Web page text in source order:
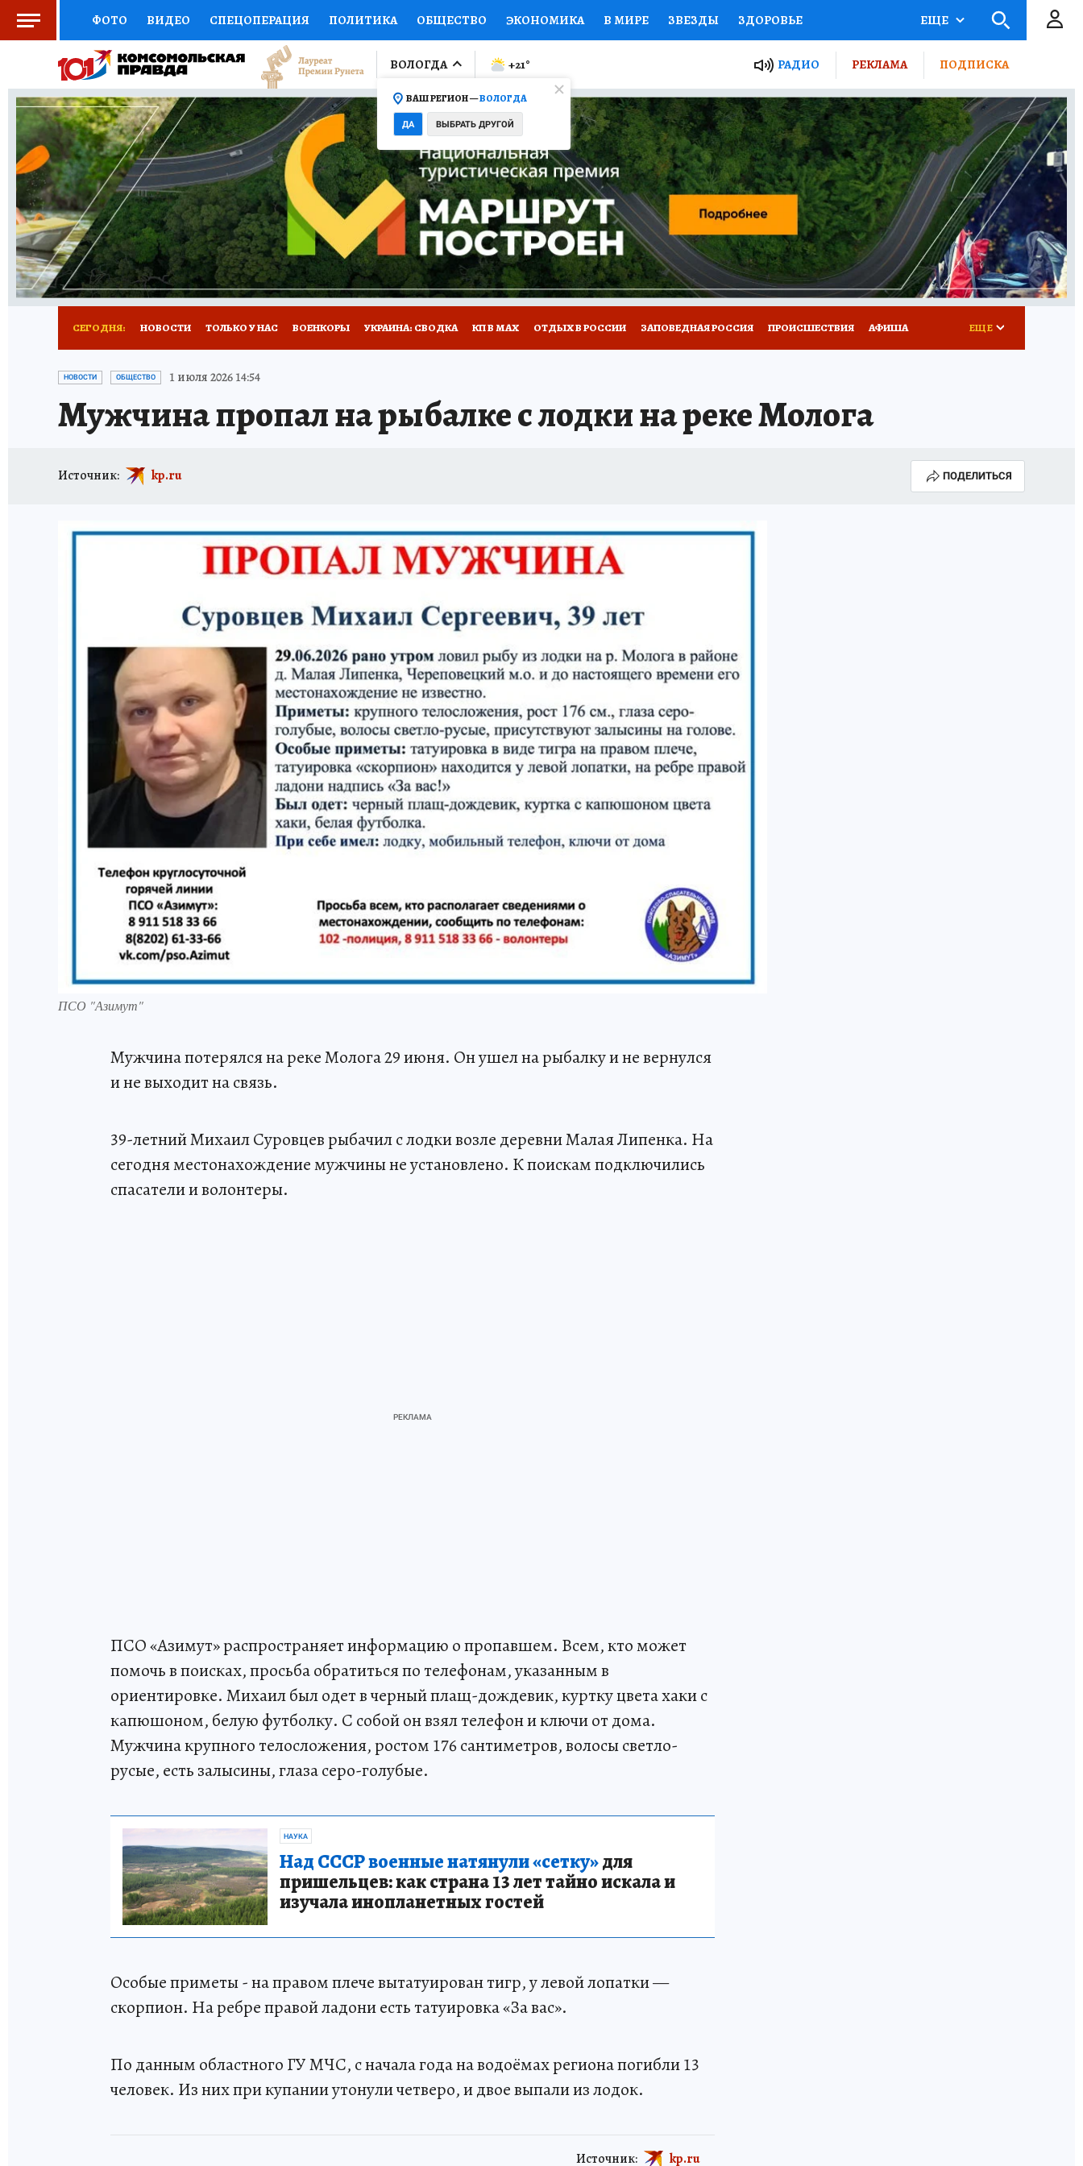
ФОТО ВИДЕО СПЕЦОПЕРАЦИЯ ПОЛИТИКА ОБЩЕСТВО ЭКОНОМИКА В МИРЕ ЗВЕЗДЫ ЗДОРОВЬЕ
СОЦПОДДЕРЖКА НАУКА СПОРТ КОЛУМНИСТЫ ПРОИСШЕСТВИЯ НАЦИОНАЛЬНЫЕ ПРОЕКТЫ РОССИИ
ВЫБОР ЭКСПЕРТОВ ДОКТОР ФИНАНСЫ ОТКРЫВАЕМ МИР Я ЗНАЮ СЕМЬЯ ЖЕНСКИЕ СЕКРЕТЫ ПУТЕВОДИТЕЛЬ
КНИЖНАЯ ПОЛКА ПРОГНОЗЫ НА СПОРТ ПРОМОКОДЫ СЕРИАЛЫ СПЕЦПРОЕКТЫ ДЕФИЦИТ ЖЕЛЕЗА ТУРИЗМ
ПРЕСС-ЦЕНТР НЕДВИЖИМОСТЬ ТЕЛЕВИЗОР КОЛЛЕКЦИИ КОНКУРСЫ РАБОТА У НАС ГИД ПОТРЕБИТЕЛЯ ВСЕ О КП
РАДИО КП РЕКЛАМА ТЕСТЫ НОВОЕ НА САЙТЕ
ЕЩЕ
ВОЛОГДА
ВАШ РЕГИОН —ВОЛОГДА
ДА ВЫБРАТЬ ДРУГОЙ
+21° РАДИО РЕКЛАМА ПОДПИСКА
СЕГОДНЯ: НОВОСТИ ТОЛЬКО У НАС ВОЕНКОРЫ УКРАИНА: СВОДКА КП В МАХ ОТДЫХ В РОССИИ ЗАПОВЕДНАЯ РОССИЯ ПРОИСШЕСТВИЯ АФИША
ТРАГЕДИИ НА ВОДЕ ИСПЫТАНО НА СЕБЕ
ЕЩЕ
НОВОСТИ ОБЩЕСТВО 1 июля 2026 14:54
Мужчина пропал на рыбалке с лодки на реке Молога
Источник: kp.ru ПОДЕЛИТЬСЯ
ПСО "Азимут"
Мужчина потерялся на реке Молога 29 июня. Он ушел на рыбалку и не вернулся
и не выходит на связь.
39-летний Михаил Суровцев рыбачил с лодки возле деревни Малая Липенка. На
сегодня местонахождение мужчины не установлено. К поискам подключились
спасатели и волонтеры.
ПСО «Азимут» распространяет информацию о пропавшем. Всем, кто может
помочь в поисках, просьба обратиться по телефонам, указанным в
ориентировке. Михаил был одет в черный плащ-дождевик, куртку цвета хаки с
капюшоном, белую футболку. С собой он взял телефон и ключи от дома.
Мужчина крупного телосложения, ростом 176 сантиметров, волосы светло-
русые, есть залысины, глаза серо-голубые.
НАУКА
Над СССР военные натянули «сетку»для
пришельцев: как страна 13 лет тайно искала и
изучала инопланетных гостей
Особые приметы - на правом плече вытатуирован тигр, у левой лопатки —
скорпион. На ребре правой ладони есть татуировка «За вас».
По данным областного ГУ МЧС, с начала года на водоёмах региона погибли 13
человек. Из них при купании утонули четверо, и двое выпали из лодок.
Источник: kp.ru